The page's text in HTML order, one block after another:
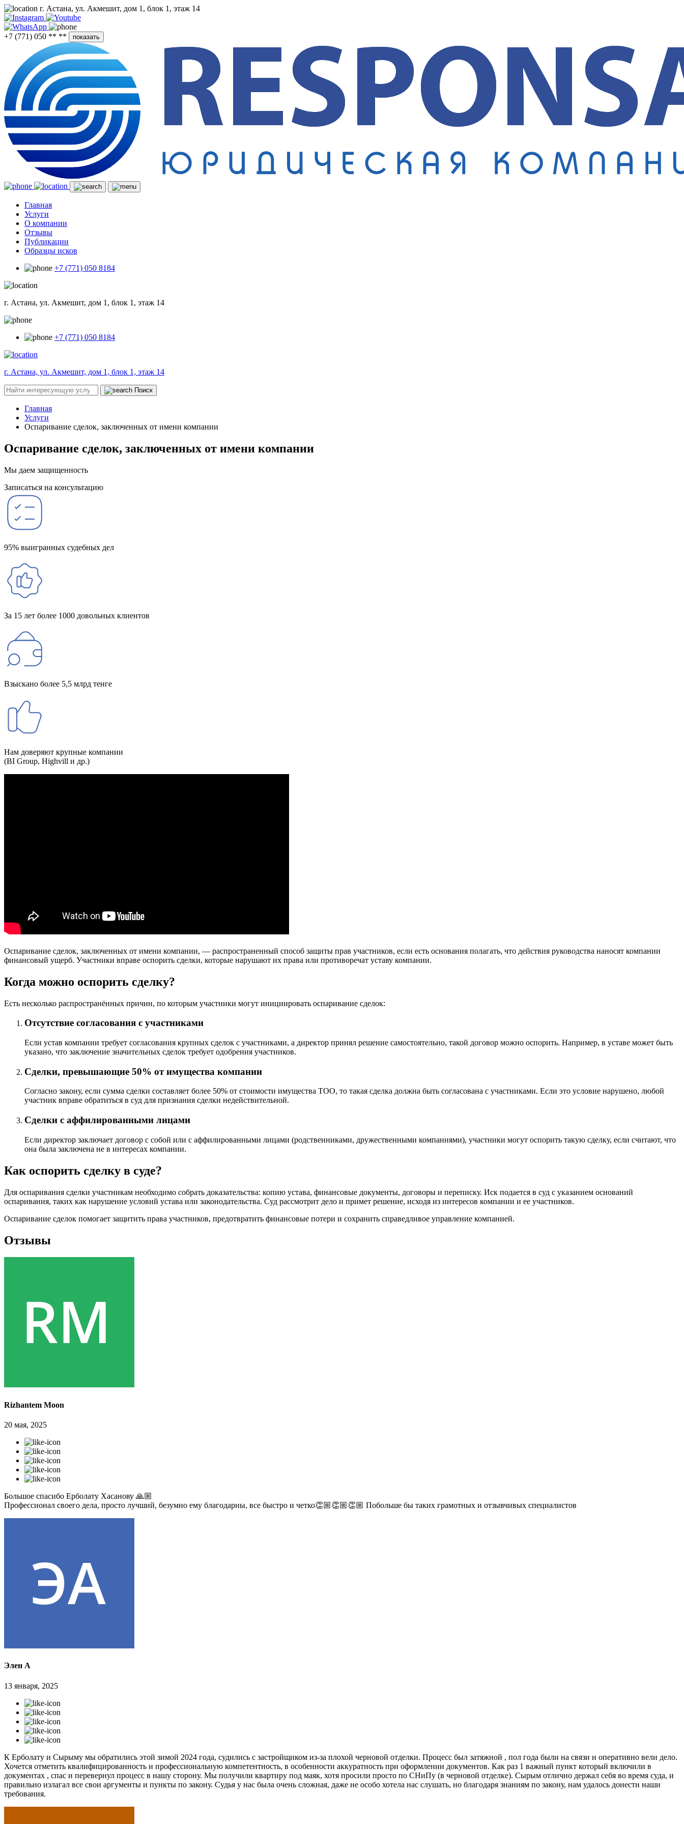
г. Астана, ул. Акмешит, дом 1, блок 1, этаж 14
+7 (771) 050 ** ** показать
Главная
Услуги
О компании
Отзывы
Публикации
Образцы исков
+7 (771) 050 8184
г. Астана, ул. Акмешит, дом 1, блок 1, этаж 14
+7 (771) 050 8184
г. Астана, ул. Акмешит, дом 1, блок 1, этаж 14
Поиск
Главная
Услуги
Оспаривание сделок, заключенных от имени компании
Оспаривание сделок, заключенных от имени компании
Мы даем защищенность
Записаться на консультацию
95% выигранных судебных дел
За 15 лет более 1000 довольных клиентов
Взыскано более 5,5 млрд тенге
Нам доверяют крупные компании
(BI Group, Highvill и др.)
Оспаривание сделок, заключенных от имени компании, — распространенный способ защиты прав участников, если есть основания полагать, что действия руководства наносят компании
финансовый ущерб. Участники вправе оспорить сделки, которые нарушают их права или противоречат уставу компании.
Когда можно оспорить сделку?
Есть несколько распространённых причин, по которым участники могут инициировать оспаривание сделок:
Отсутствие согласования с участниками
Если устав компании требует согласования крупных сделок с участниками, а директор принял решение самостоятельно, такой договор можно оспорить. Например, в уставе может быть
указано, что заключение значительных сделок требует одобрения участников.
Сделки, превышающие 50% от имущества компании
Согласно закону, если сумма сделки составляет более 50% от стоимости имущества ТОО, то такая сделка должна быть согласована с участниками. Если это условие нарушено, любой
участник вправе обратиться в суд для признания сделки недействительной.
Сделки с аффилированными лицами
Если директор заключает договор с собой или с аффилированными лицами (родственниками, дружественными компаниями), участники могут оспорить такую сделку, если считают, что
она была заключена не в интересах компании.
Как оспорить сделку в суде?
Для оспаривания сделки участникам необходимо собрать доказательства: копию устава, финансовые документы, договоры и переписку. Иск подается в суд с указанием оснований
оспаривания, таких как нарушение условий устава или законодательства. Суд рассмотрит дело и примет решение, исходя из интересов компании и ее участников.
Оспаривание сделок помогает защитить права участников, предотвратить финансовые потери и сохранить справедливое управление компанией.
Отзывы
Rizhantem Moon
20 мая, 2025
Большое спасибо Ерболату Хасанову 🙏🏼
Профессионал своего дела, просто лучший, безумно ему благодарны, все быстро и четко👏🏼👏🏼👏🏼 Побольше бы таких грамотных и отзывчивых специалистов
Элен А
13 января, 2025
К Ерболату и Сырыму мы обратились этой зимой 2024 года, судились с застройщиком из-за плохой черновой отделки. Процесс был затяжной , пол года были на связи и оперативно вели дело.
Хочется отметить квалифицированность и профессиональную компетентность, в особенности аккуратность при оформлении документов. Как раз 1 важный пункт который включили в
документах , спас и перевернул процесс в нашу сторону. Мы получили квартиру под маяк, хотя просили просто по СНиПу (в черновой отделке). Сырым отлично держал себя во время суда, и
правильно излагал все свои аргументы и пункты по закону. Судья у нас была очень сложная, даже не особо хотела нас слушать, но благодаря знаниям по закону, нам удалось донести наши
требования.